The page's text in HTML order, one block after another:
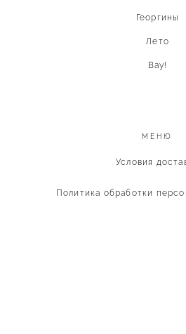
Георгины
Лето
Вау!
МЕНЮ
Условия
Политика обработки